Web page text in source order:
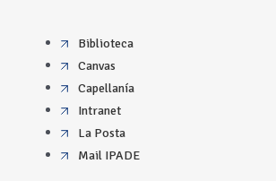
Biblioteca
Canvas
Capellanía
Intranet
La Posta
Mail IPADE